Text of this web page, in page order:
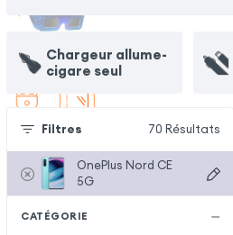
Chargeur allume-
cigare seul
Filtres 70 Résultats
OnePlus Nord CE
5G
CATÉGORIE